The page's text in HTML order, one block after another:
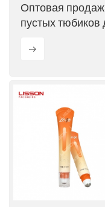
Оптовая
пустых тюбиков
объемом 10 мл.